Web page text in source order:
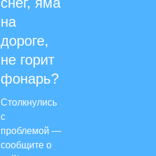
на
дороге,
не горит
фонарь?
Столкнулись
с
проблемой —
сообщите о